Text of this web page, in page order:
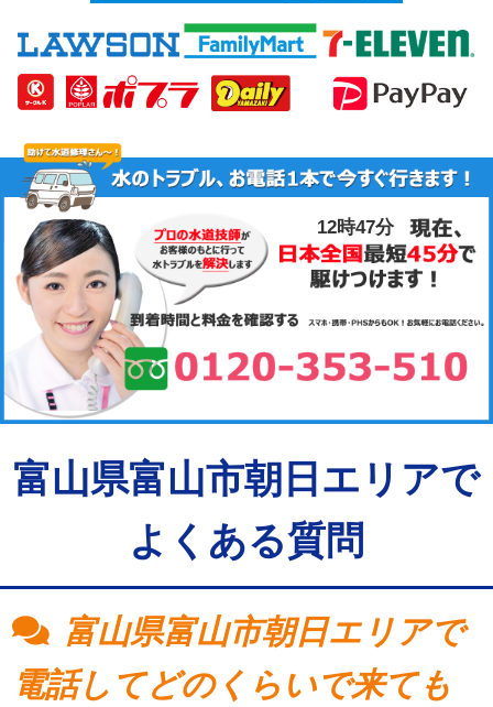
12時47分
富山県富山市朝日エリアで
よくある質問
富山県富山市朝日エリアで
電話してどのくらいで来ても